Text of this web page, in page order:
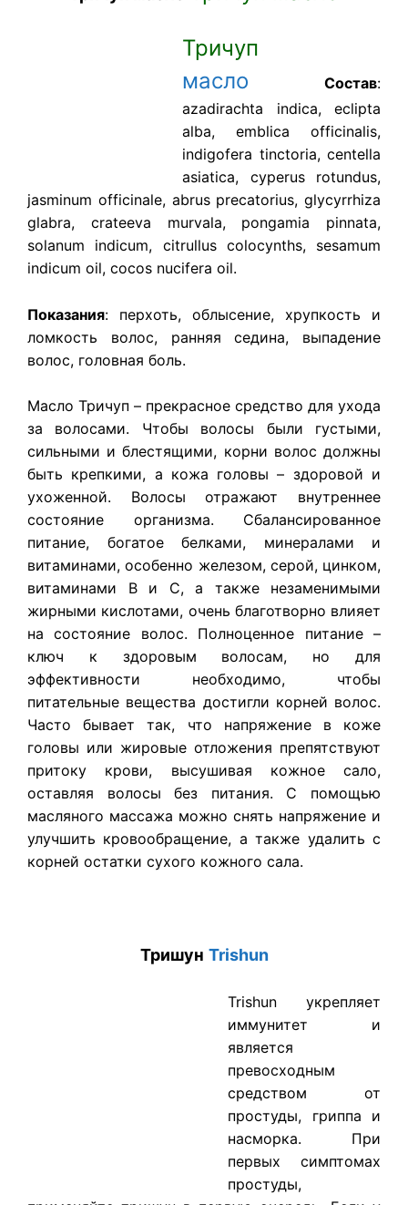
Тричуп
масло
Состав:
azadirachta indica, eclipta
alba, emblica officinalis,
indigofera tinctoria, centella
asiatica, cyperus rotundus,
jasminum officinale, abrus precatorius, glycyrrhiza
glabra, crateeva murvala, pongamia pinnata,
solanum indicum, citrullus colocynths, sesamum
indicum oil, cocos nucifera oil.
Показания: перхоть, облысение, хрупкость и
ломкость волос, ранняя седина, выпадение
волос, головная боль.
​Масло Тричуп – прекрасное средство для ухода
за волосами. Чтобы волосы были густыми,
сильными и блестящими, корни волос должны
быть крепкими, а кожа головы – здоровой и
ухоженной. Волосы отражают внутреннее
состояние организма. Сбалансированное
питание, богатое белками, минералами и
витаминами, особенно железом, серой, цинком,
витаминами В и С, а также незаменимыми
жирными кислотами, очень благотворно влияет
на состояние волос. Полноценное питание –
ключ к здоровым волосам, но для
эффективности необходимо, чтобы
питательные вещества достигли корней волос.
Часто бывает так, что напряжение в коже
головы или жировые отложения препятствуют
притоку крови, высушивая кожное сало,
оставляя волосы без питания. С помощью
масляного массажа можно снять напряжение и
улучшить кровообращение, а также удалить с
корней остатки сухого кожного сала.
Тришун Trishun
Trishun укрепляет
иммунитет и
является
превосходным
средством от
простуды, гриппа и
насморка. При
первых симптомах
простуды,